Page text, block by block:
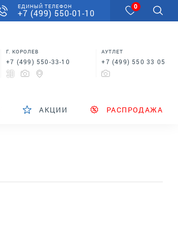
ЕДИНЫЙ ТЕЛЕФОН
+7 (499) 550-01-10
0
Г. КОРОЛЕВ
+7 (499) 550-33-10
АУТЛЕТ
+7 (499) 550 33 05
АКЦИИ РАСПРОДАЖА